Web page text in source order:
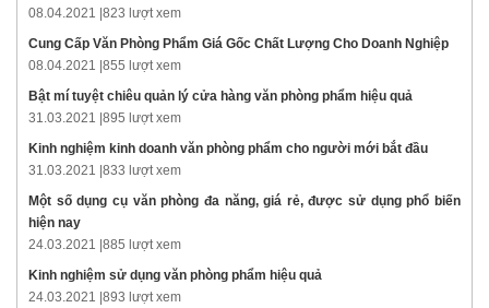
08.04.2021 | 823 lượt xem
Cung Cấp Văn Phòng Phẩm Giá Gốc Chất Lượng Cho Doanh Nghiệp
08.04.2021 | 855 lượt xem
Bật mí tuyệt chiêu quản lý cửa hàng văn phòng phẩm hiệu quả
31.03.2021 | 895 lượt xem
Kinh nghiệm kinh doanh văn phòng phẩm cho người mới bắt đầu
31.03.2021 | 833 lượt xem
Một số dụng cụ văn phòng đa năng, giá rẻ, được sử dụng phổ biến
hiện nay
24.03.2021 | 885 lượt xem
Kinh nghiệm sử dụng văn phòng phẩm hiệu quả
24.03.2021 | 893 lượt xem